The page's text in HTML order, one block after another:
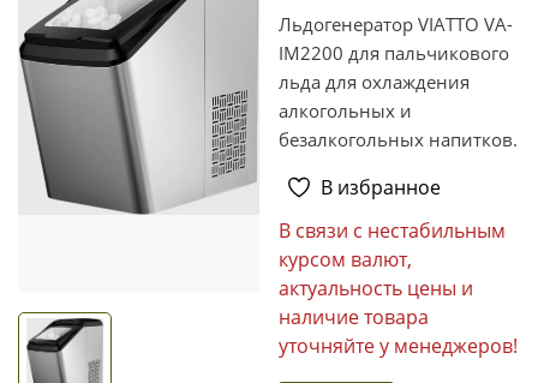
Льдогенератор VIATTO VA-
IM2200 для пальчикового
льда для охлаждения
алкогольных и
безалкогольных напитков.
В избранное
В связи с нестабильным
курсом валют,
актуальность цены и
наличие товара
уточняйте у менеджеров!